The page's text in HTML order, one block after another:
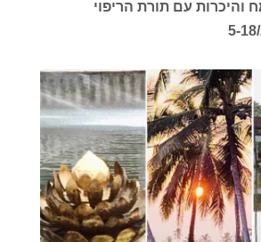
והיכרות עם תורת הריפוי